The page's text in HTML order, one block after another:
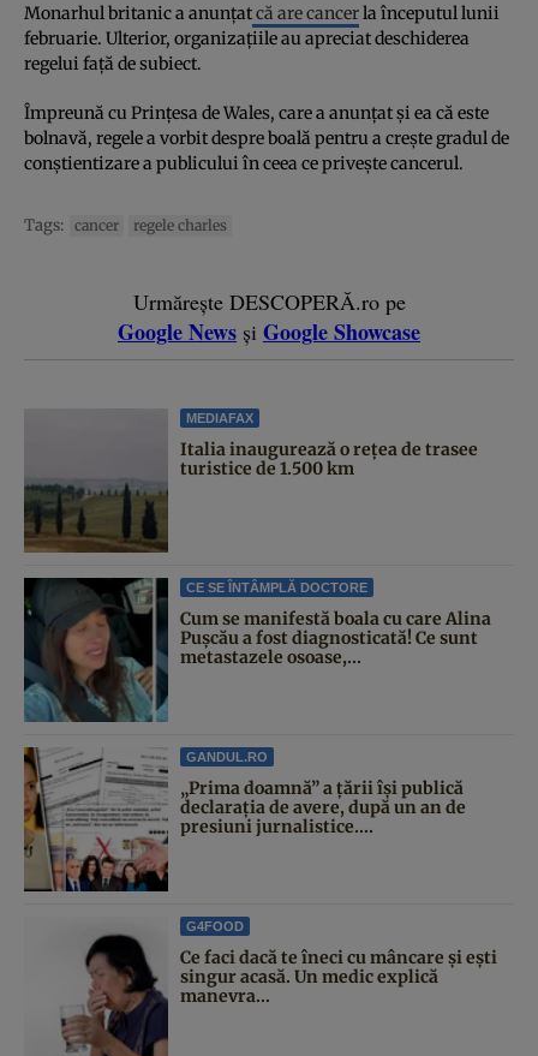
Monarhul britanic a anunțatcă are cancerla începutul lunii
februarie. Ulterior, organizațiile au apreciat deschiderea
regelui față de subiect.
Împreună cu Prințesa de Wales, care a anunțat și ea că este
bolnavă, regele a vorbit despre boală pentru a crește gradul de
conștientizare a publicului în ceea ce privește cancerul.
Tags: cancer regele charles
Urmărește DESCOPERĂ.ro pe
Google News și Google Showcase
MEDIAFAX
Italia inaugurează o rețea de trasee
turistice de 1.500 km
CE SE ÎNTÂMPLĂ DOCTORE
Cum se manifestă boala cu care Alina
Pușcău a fost diagnosticată! Ce sunt
metastazele osoase,...
GANDUL.RO
„Prima doamnă” a țării își publică
declarația de avere, după un an de
presiuni jurnalistice....
G4FOOD
Ce faci dacă te îneci cu mâncare și ești
singur acasă. Un medic explică
manevra...